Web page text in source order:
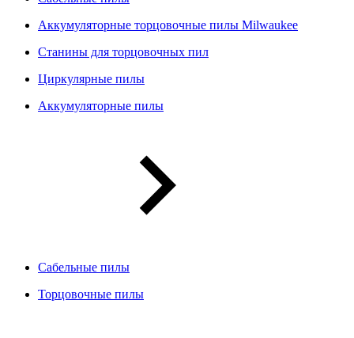
Аккумуляторные торцовочные пилы Milwaukee
Станины для торцовочных пил
Циркулярные пилы
Аккумуляторные пилы
Сабельные пилы
Торцовочные пилы